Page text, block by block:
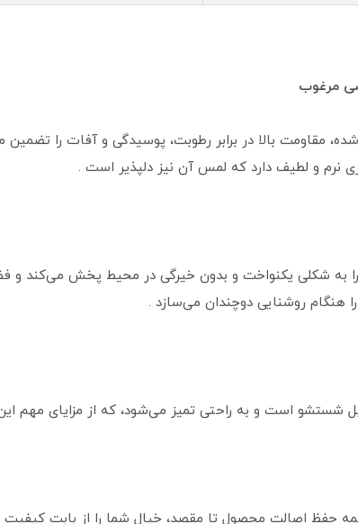
مقاومت بالا در برابر رطوبت، پوسیدگی و آفات را
نرم و لطیف دارد که لمس آن نیز دلپذیر است .
هنگام روشنایی دوچندان می‌سازد .
شستشو است و به راحتی تمیز می‌شود، که از مزایای
و بیمه حفظ اصالت محصول تا مقصد، خیال شما را از